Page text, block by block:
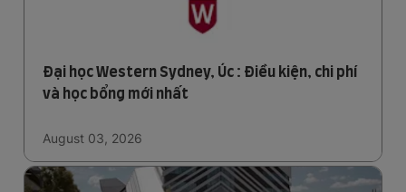
Đại học Western Sydney, Úc : Điều kiện, chi phí
và học bổng mới nhất
August 03, 2026